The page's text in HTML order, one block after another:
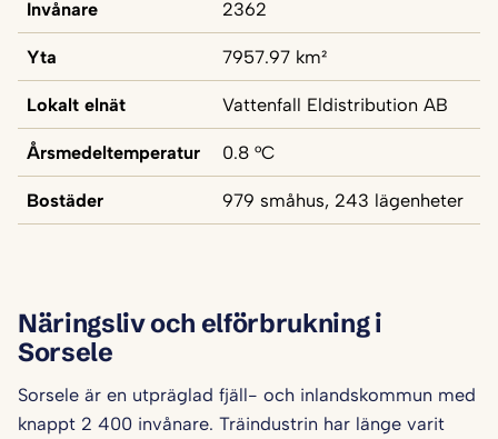
Invånare 2362
Yta 7957.97 km²
Lokalt elnät Vattenfall Eldistribution AB
Årsmedeltemperatur 0.8 °C
Bostäder 979 småhus, 243 lägenheter
Näringsliv och elförbrukning i
Sorsele
Sorsele är en utpräglad fjäll- och inlandskommun med
knappt 2 400 invånare. Träindustrin har länge varit